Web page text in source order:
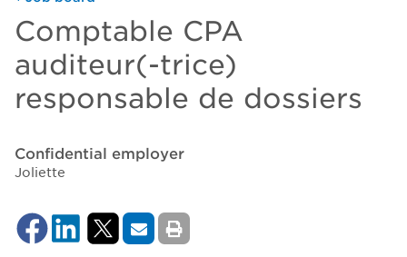
Comptable CPA
auditeur(-trice)
responsable de dossiers
Confidential employer
Joliette